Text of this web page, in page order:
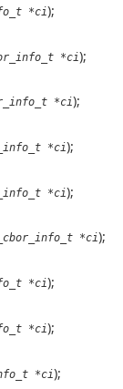
*ci);
*ci);
*ci);
*ci);
*ci);
*ci);
*ci);
*ci);
*ci);